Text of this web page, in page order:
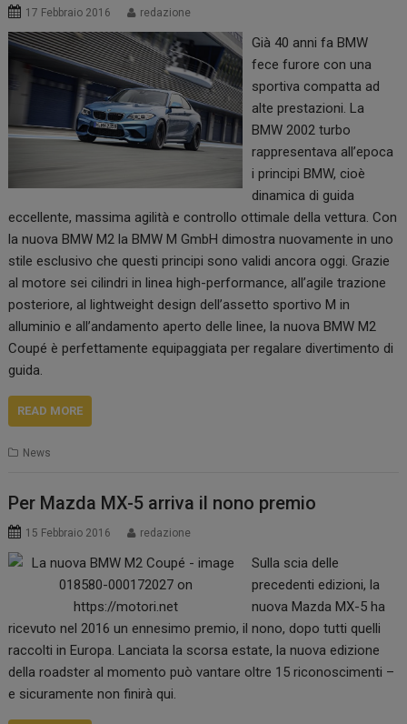
17 Febbraio 2016 redazione
Già 40 anni fa BMW
fece furore con una
sportiva compatta ad
alte prestazioni. La
BMW 2002 turbo
rappresentava all’epoca
i principi BMW, cioè
dinamica di guida
eccellente, massima agilità e controllo ottimale della vettura. Con
la nuova BMW M2 la BMW M GmbH dimostra nuovamente in uno
stile esclusivo che questi principi sono validi ancora oggi. Grazie
al motore sei cilindri in linea high-performance, all’agile trazione
posteriore, al lightweight design dell’assetto sportivo M in
alluminio e all’andamento aperto delle linee, la nuova BMW M2
Coupé è perfettamente equipaggiata per regalare divertimento di
guida.
READ MORE
News
Per Mazda MX-5 arriva il nono premio
15 Febbraio 2016 redazione
Sulla scia delle
precedenti edizioni, la
nuova Mazda MX-5 ha
ricevuto nel 2016 un ennesimo premio, il nono, dopo tutti quelli
raccolti in Europa. Lanciata la scorsa estate, la nuova edizione
della roadster al momento può vantare oltre 15 riconoscimenti –
e sicuramente non finirà qui.